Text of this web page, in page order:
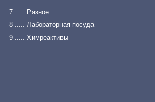
7 ..... Разное
8 ..... Лабораторная посуда
9 ..... Химреактивы